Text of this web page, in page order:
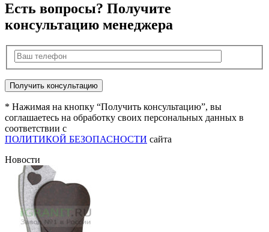
Есть вопросы? Получите
консультацию менеджера
* Нажимая на кнопку “Получить консультацию”, вы
соглашаетесь на обработку своих персональных данных в
соответствии с
ПОЛИТИКОЙ БЕЗОПАСНОСТИ сайта
Новости